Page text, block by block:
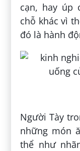
cạn, hay úp
chỗ khác vì
đó là hành
Người Tày
những món
thể như